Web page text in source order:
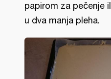
papirom za pečenje
u dva manja pleha.